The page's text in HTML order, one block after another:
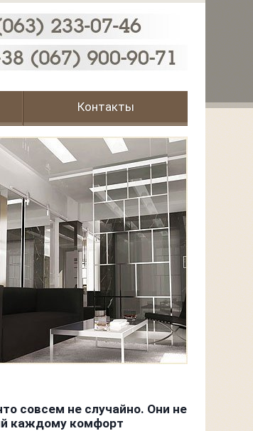
Контакты
совсем не случайно. Они не
каждому комфорт